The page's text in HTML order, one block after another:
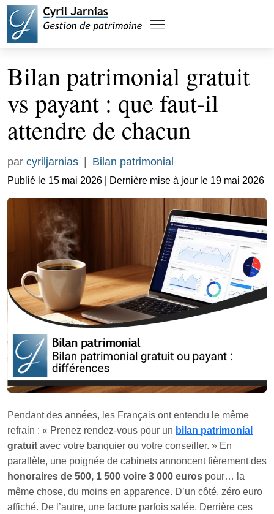
Bilan patrimonial gratuit
vs payant : que faut-il
attendre de chacun
par cyriljarnias Bilan patrimonial
Publié le 15 mai 2026 | Dernière mise à jour le 19 mai 2026
Pendant des années, les Français ont entendu le même
refrain : « Prenez rendez-vous pour un bilan patrimonial
gratuit avec votre banquier ou votre conseiller. » En
parallèle, une poignée de cabinets annoncent fièrement des
honoraires de 500, 1 500 voire 3 000 euros pour… la
même chose, du moins en apparence. D’un côté, zéro euro
affiché. De l’autre, une facture parfois salée. Derrière ces